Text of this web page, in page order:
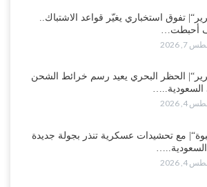
تفوق استخباري يغيّر قواعد الاشتباك..
أحبطت…
7, 2026
الحظر البحري يعيد رسم خرائط الشحن
السعودية..…
4, 2026
مع تحشيدات عسكرية تنذر بجولة جديدة
4, 2026